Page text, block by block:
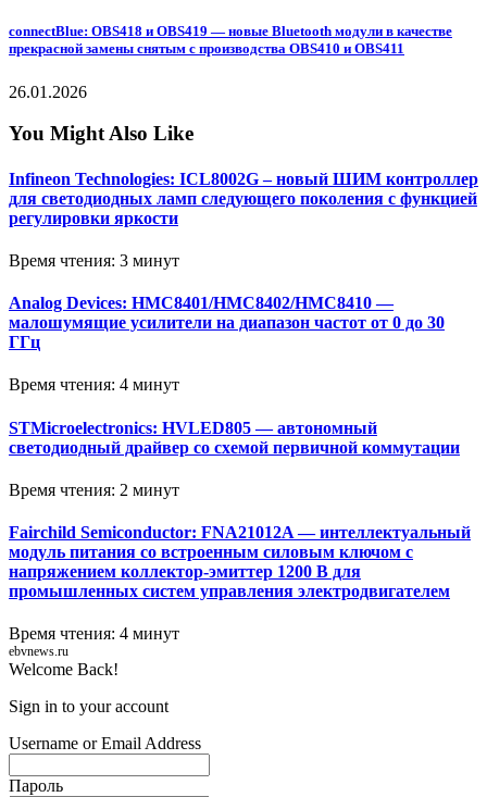
connectBlue: OBS418 и OBS419 — новые Bluetooth модули в качестве
прекрасной замены снятым с производства OBS410 и OBS411
26.01.2026
You Might Also Like
Infineon Technologies: ICL8002G – новый ШИМ контроллер
для светодиодных ламп следующего поколения с функцией
регулировки яркости
Время чтения: 3 минут
Analog Devices: HMC8401/HMC8402/HMC8410 —
малошумящие усилители на диапазон частот от 0 до 30
ГГц
Время чтения: 4 минут
STMicroelectronics: HVLED805 — автономный
светодиодный драйвер со схемой первичной коммутации
Время чтения: 2 минут
Fairchild Semiconductor: FNA21012A — интеллектуальный
модуль питания со встроенным силовым ключом с
напряжением коллектор-эмиттер 1200 В для
промышленных систем управления электродвигателем
Время чтения: 4 минут
ebvnews.ru
Welcome Back!
Sign in to your account
Username or Email Address
Пароль